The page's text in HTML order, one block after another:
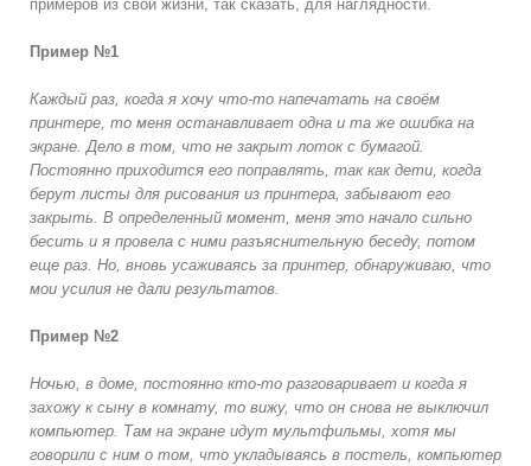
примеров из свой жизни, так сказать, для наглядности.
Пример №1
Каждый раз, когда я хочу что-то напечатать на своём
принтере, то меня останавливает одна и та же ошибка на
экране. Дело в том, что не закрыт лоток с бумагой.
Постоянно приходится его поправлять, так как дети, когда
берут листы для рисования из принтера, забывают его
закрыть. В определенный момент, меня это начало сильно
бесить и я провела с ними разъяснительную беседу, потом
еще раз. Но, вновь усаживаясь за принтер, обнаруживаю, что
мои усилия не дали результатов.
Пример №2
Ночью, в доме, постоянно кто-то разговаривает и когда я
захожу к сыну в комнату, то вижу, что он снова не выключил
компьютер. Там на экране идут мультфильмы, хотя мы
говорили с ним о том, что укладываясь в постель, компьютер